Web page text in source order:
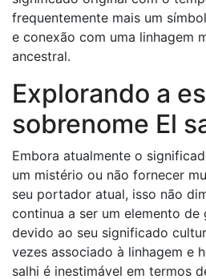
frequentemente mais um
e conexão com uma linhagem
ancestral.
Explorando a
sobrenome El
Embora atualmente o
um mistério ou não fornecer
seu portador atual, isso não
continua a ser um elemento
devido ao seu significado
vezes associado à linhagem e
salhi é inestimável em termos